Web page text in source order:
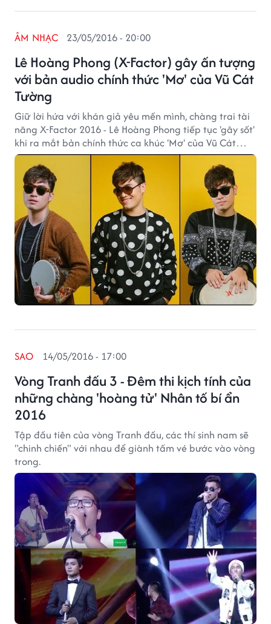
Lê Hoàng Phong (X-Factor) gây ấn tượng
với bản audio chính thức 'Mơ' của Vũ Cát
Tường
ÂM NHẠC 23/05/2016 - 20:00
Giữ lời hứa với khán giả yêu mến mình, chàng trai tài
năng X-Factor 2016 - Lê Hoàng Phong tiếp tục 'gây sốt'
khi ra mắt bản chính thức ca khúc 'Mơ' của Vũ Cát
Tường.
Vòng Tranh đấu 3 - Đêm thi kịch tính của
những chàng 'hoàng tử' Nhân tố bí ẩn
2016
SAO 14/05/2016 - 17:00
Tập đầu tiên của vòng Tranh đấu, các thí sinh nam sẽ
"chinh chiến" với nhau để giành tấm vé bước vào vòng
trong.